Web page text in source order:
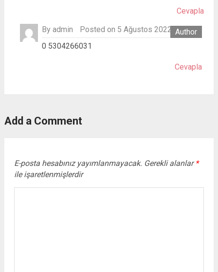
Cevapla
By admin
Posted on 5 Ağustos 2022
0 5304266031
Cevapla
Add a Comment
E-posta hesabınız yayımlanmayacak. Gerekli alanlar*
ile işaretlenmişlerdir